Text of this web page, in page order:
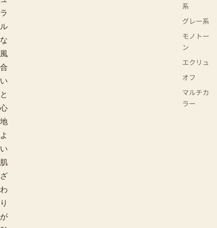
系
グレー系
モノトー
ン
エクリュ
オフ
マルチカ
ラー
ラ
ル
な
風
合
い
と
心
地
よ
い
肌
ざ
わ
り
が